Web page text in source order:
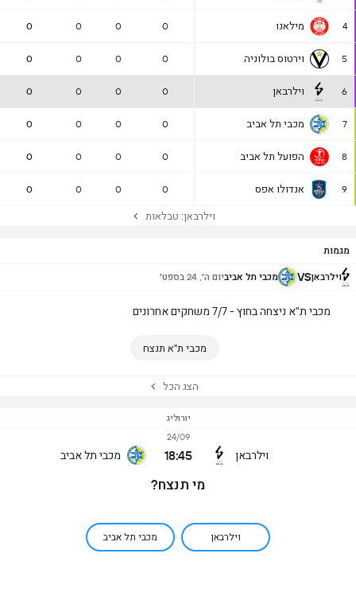
4 מילאנו 0
0
0
0
5 וירטוס בולוניה 0
0
0
0
6 וילרבאן 0
0
0
0
7 מכבי תל אביב 0
0
0
0
8 הפועל תל אביב 0
0
0
0
9 אנדולו אפס 0
0
0
0
וילרבאן: טבלאות
מגמות
וילרבאןVS מכבי תל אביביום ה׳, 24 בספט׳
מכבי ת"א ניצחה בחוץ - 7/7 משחקים אחרונים
מכבי ת"א תנצח
הצג הכל
יורוליג
וילרבאן
24/09
18:45 מכבי תל אביב
מי תנצח?
וילרבאן מכבי תל אביב